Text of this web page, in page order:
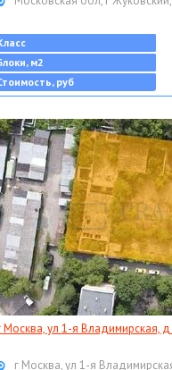
м2
руб
Москва, ул 1-я Владимирская, д
г Москва, ул 1-я